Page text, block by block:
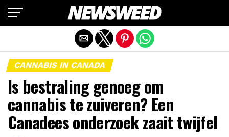
CANNABIS IN CANADA
Is bestraling genoeg om
cannabis te zuiveren? Een
Canadees onderzoek zaait twijfel
Mobiele versie afsluiten